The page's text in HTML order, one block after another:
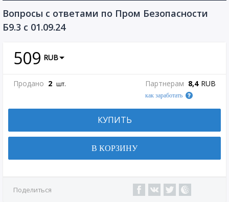
Вопросы с ответами по Пром Безопасности
Б9.3 с 01.09.24
509 RUB
Продано 2 шт. Партнерам 8,4 RUB
как заработать
КУПИТЬ
В КОРЗИНУ
Поделиться